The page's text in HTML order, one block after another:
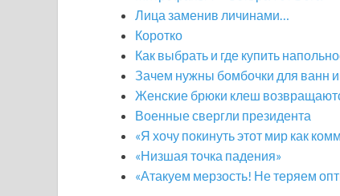
Лица заменив личинами…
Коротко
Как выбрать и где купить
Зачем нужны бомбочки для ванн и
Женские брюки клеш
Военные свергли президента
«Я хочу покинуть этот мир как
«Низшая точка падения»
«Атакуем мерзость! Не теряем